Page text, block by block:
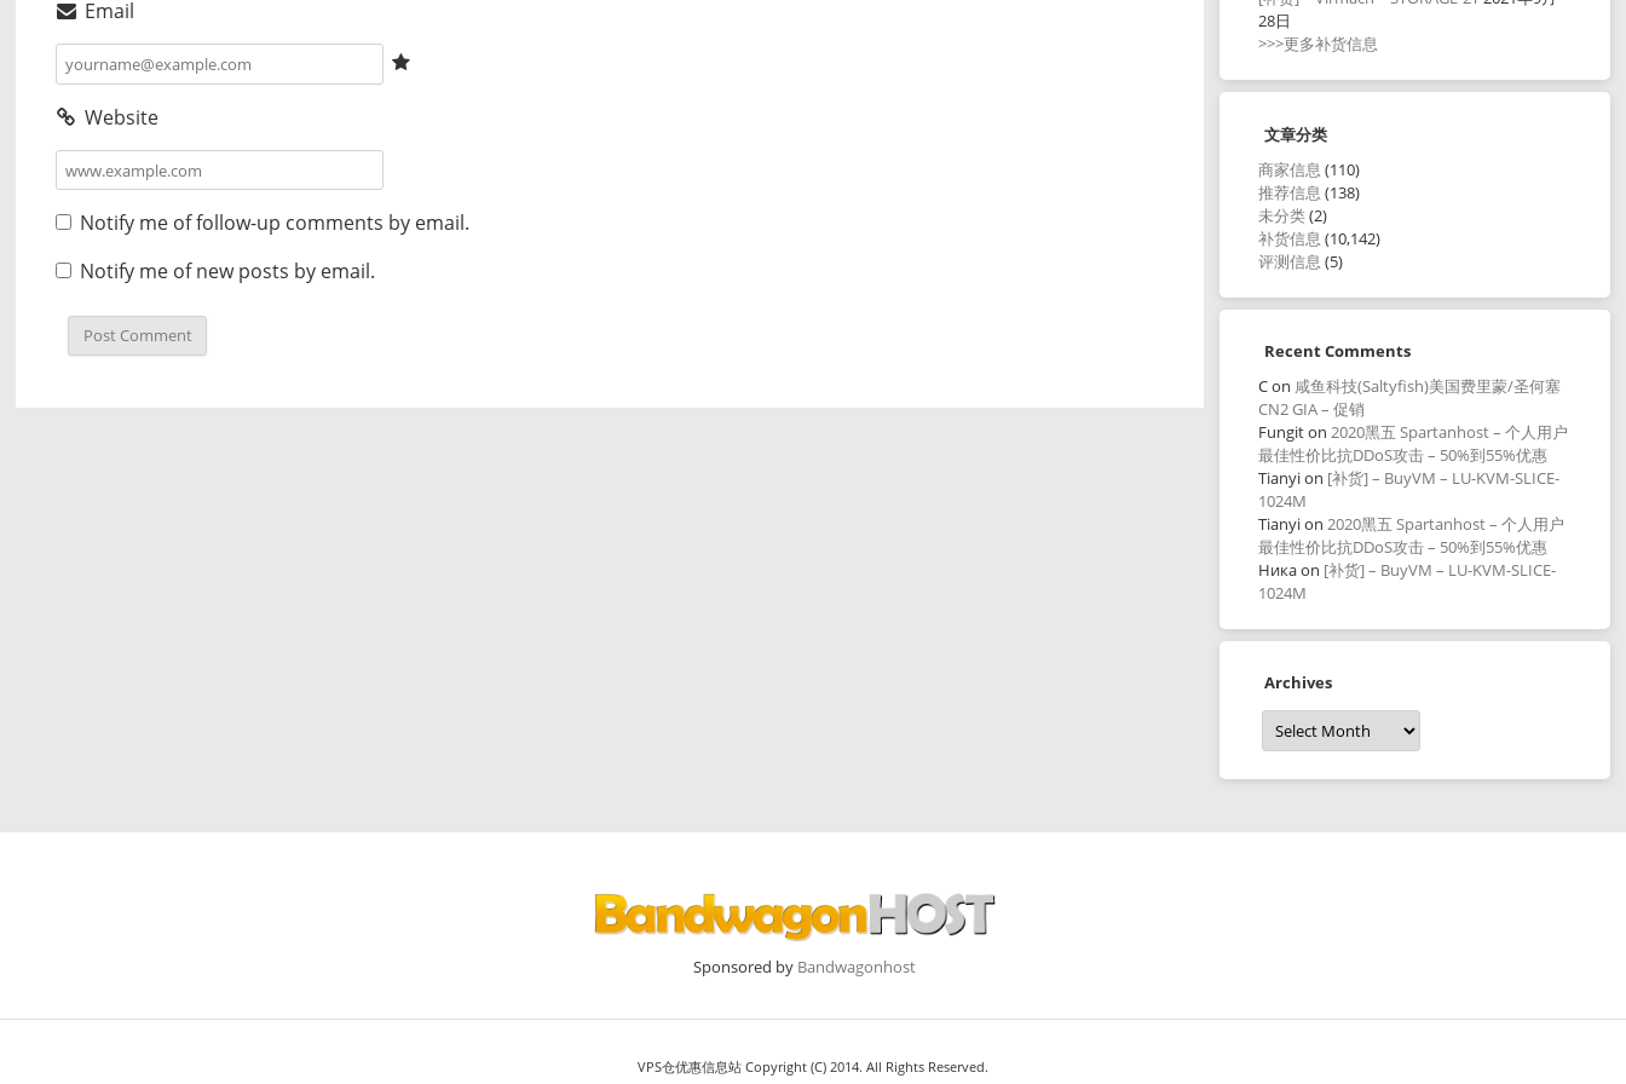
Email
Website
Notify me of follow-up comments by email.
Notify me of new posts by email.
28日
>>>更多补货信息
文章分类
商家信息 (110)
推荐信息 (138)
未分类(2)
补货信息 (10,142)
评测信息 (5)
Recent Comments
Con 咸鱼科技(Saltyfish)美国费里蒙/圣何塞
CN2 GIA – 促销
Fungiton2020黑五 Spartanhost – 个人用户
最佳性价比抗DDoS攻击 – 50%到55%优惠
Tianyion [补货] – BuyVM – LU-KVM-SLICE-
1024M
Tianyion2020黑五 Spartanhost – 个人用户
最佳性价比抗DDoS攻击 – 50%到55%优惠
Никаon [补货] – BuyVM – LU-KVM-SLICE-
1024M
Archives
Archives
Sponsored by Bandwagonhost
VPS仓优惠信息站 Copyright (C) 2014. All Rights Reserved.